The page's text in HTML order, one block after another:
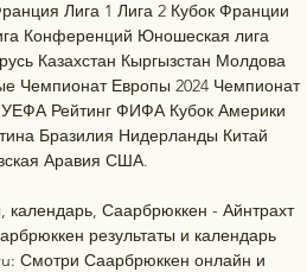
Лига 1 Лига 2 Кубок Франции
Конференций Юношеская лига
Казахстан Кыргызстан Молдова
Чемпионат Европы 2024 Чемпионат
Рейтинг ФИФА Кубок Америки
Бразилия Нидерланды Китай
Аравия США.
Саарбрюккен - Айнтрахт
результаты и календарь
Смотри Саарбрюккен онлайн и